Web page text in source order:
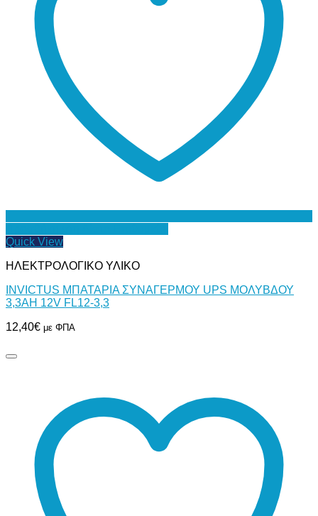
Quick View
ΗΛΕΚΤΡΟΛΟΓΙΚΟ ΥΛΙΚΟ
INVICTUS ΜΠΑΤΑΡΙΑ ΣΥΝΑΓΕΡΜΟΥ UPS ΜΟΛΥΒΔΟΥ
3,3AH 12V FL12-3,3
12,40€ με ΦΠΑ